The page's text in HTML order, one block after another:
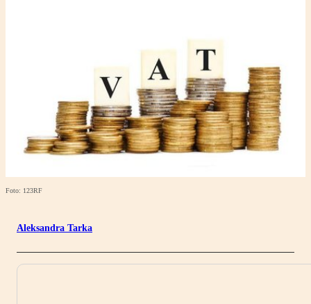
Foto: 123RF
Aleksandra Tarka